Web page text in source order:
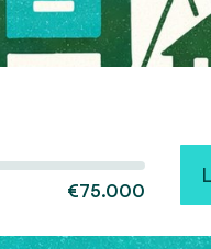
€75.000